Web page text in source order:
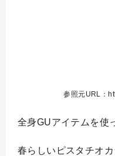
参照元URL：
全身GUアイテムを使
春らしいピスタチオ